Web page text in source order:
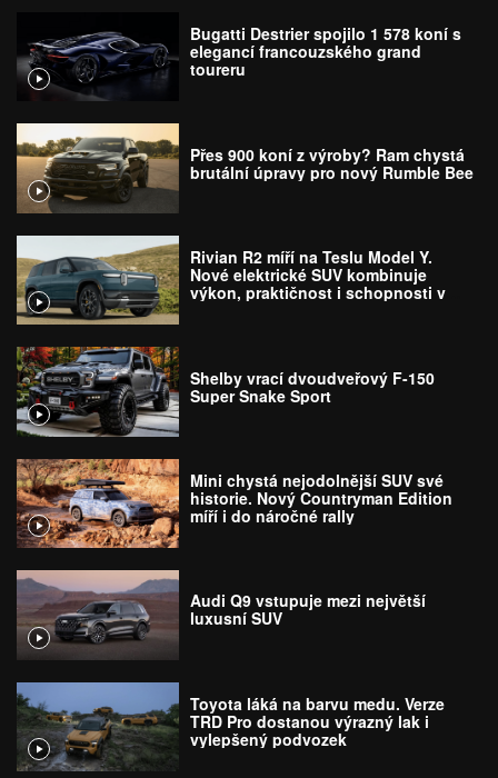
Bugatti Destrier spojilo 1 578 koní s
elegancí francouzského grand
toureru
Přes 900 koní z výroby? Ram chystá
brutální úpravy pro nový Rumble Bee
Rivian R2 míří na Teslu Model Y.
Nové elektrické SUV kombinuje
výkon, praktičnost i schopnosti v
Shelby vrací dvoudveřový F-150
Super Snake Sport
Mini chystá nejodolnější SUV své
historie. Nový Countryman Edition
míří i do náročné rally
Audi Q9 vstupuje mezi největší
luxusní SUV
Toyota láká na barvu medu. Verze
TRD Pro dostanou výrazný lak i
vylepšený podvozek